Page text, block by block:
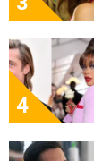
4